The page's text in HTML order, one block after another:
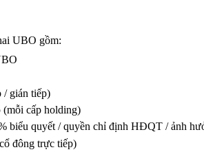
UBO gồm:
/ gián tiếp)
(mỗi cấp holding)
biểu quyết / quyền chỉ định HĐQT / ảnh
đông trực tiếp)